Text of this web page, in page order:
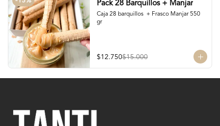
Pack 28 Barquillos + Manjar
Caja 28 barquillos  + Frasco Manjar 550
gr
$12.750$15.000